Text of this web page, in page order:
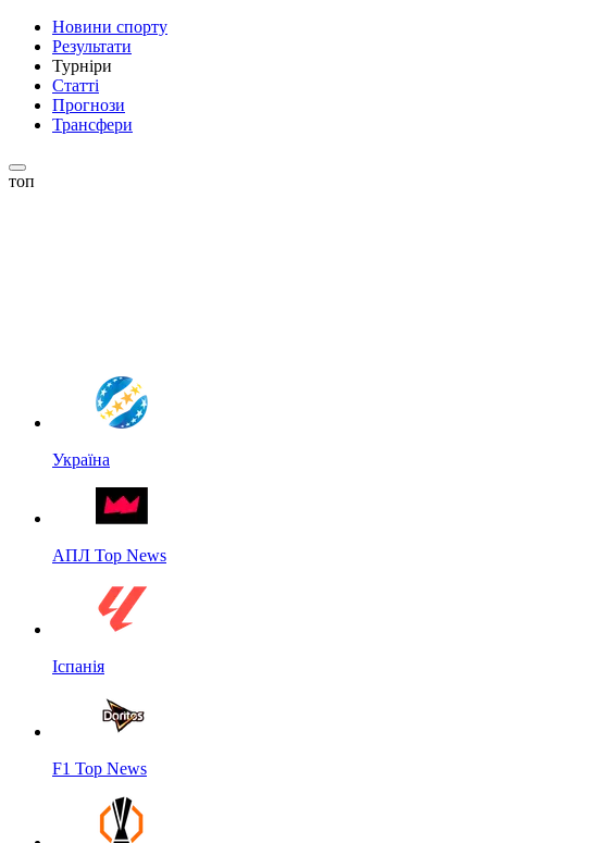
Новини спорту
Результати
Турніри
Статті
Прогнози
Трансфери
топ
Україна
АПЛ Top News
Іспанія
F1 Top News